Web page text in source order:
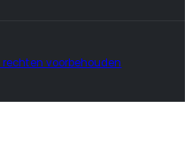
voorbehouden